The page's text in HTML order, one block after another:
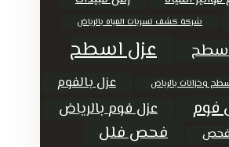
شركة كشف تسربات المياه بالرياض
عزل اسطح
وخزانات بالرياض عزل بالفوم
فوم عزل فوم بالرياض
فحص فلل